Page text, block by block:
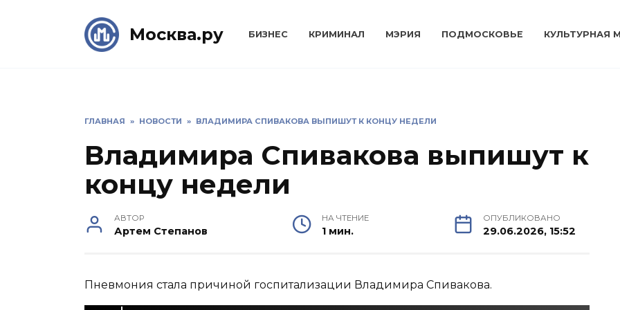
Москва.ру БИЗНЕС КРИМИНАЛ МЭРИЯ ПОДМОСКОВЬЕ КУЛЬТУРНАЯ
ГЛАВНАЯ » НОВОСТИ » ВЛАДИМИРА СПИВАКОВА ВЫПИШУТ К КОНЦУ НЕДЕЛИ
Владимира Спивакова выпишут к
концу недели
АВТОР
Артем Степанов
НА ЧТЕНИЕ
1 мин.
ОПУБЛИКОВАНО
29.06.2026, 15:52
Пневмония стала причиной госпитализации Владимира Спивакова.